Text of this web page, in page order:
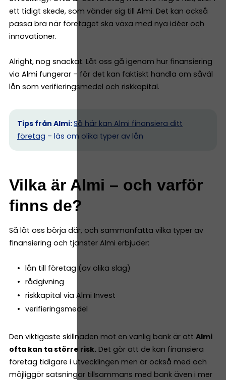
ett tidigt skede, som vänder sig till Almi. Det kan också
passa bra när företaget ska växa med nya idéer och
innovationer.
Alright, nog snackat. Låt oss gå igenom hur finansiering
via Almi fungerar – för det kan faktiskt handla om såväl
lån som verifieringsmedel och riskkapital.
Tips från Almi:Så här kan Almi finansiera ditt
företag – läs om olika typer av lån
Vilka är Almi – och varför
finns de?
Så låt oss börja där, och sammanfatta vilka typer av
finansiering och tjänster Almi erbjuder:
lån till företag (av olika slag)
rådgivning
riskkapital via Almi Invest
verifieringsmedel
Den viktigaste skillnaden mot en vanlig bank är att Almi
ofta kan ta större risk. Det gör att de kan finansiera
företag tidigare i utvecklingen men är också med och
möjliggör satsningar tillsammans med bank även i mer